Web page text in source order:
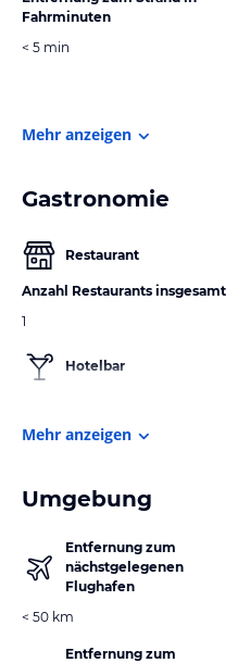
Fahrminuten
< 5 min
Mehr anzeigen
Gastronomie
Restaurant
Anzahl Restaurants insgesamt
1
Hotelbar
Mehr anzeigen
Umgebung
Entfernung zum
nächstgelegenen
Flughafen
< 50 km
Entfernung zum